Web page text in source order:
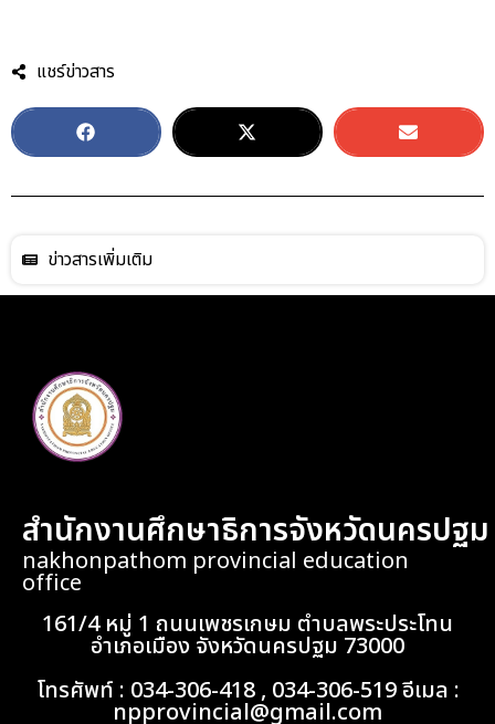
แชร์ข่าวสาร
ข่าวสารเพิ่มเติม
สำนักงานศึกษาธิการจังหวัดนครปฐม
nakhonpathom provincial education
office
161/4 หมู่ 1 ถนนเพชรเกษม ตำบลพระประโทน
อำเภอเมือง จังหวัดนครปฐม 73000
โทรศัพท์ : 034-306-418 , 034-306-519 อีเมล :
npprovincial@gmail.com